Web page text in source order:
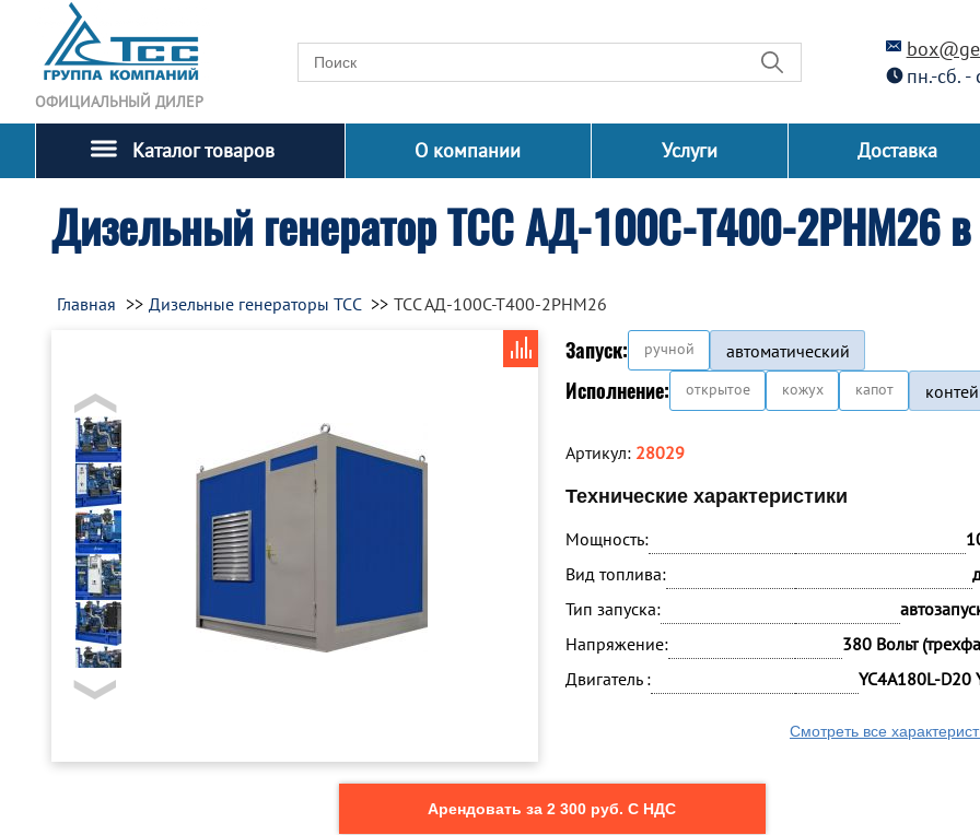
ОФИЦИАЛЬНЫЙ ДИЛЕР
пн.-сб.
Каталог товаров О компании Услуги Доставка
Дизельный генератор ТСС АД-100С-Т400-2РНМ26 в
Главная Дизельные генераторы ТСС ТСС АД-100С-Т400-2РНМ26
Запуск: ручной автоматический
Исполнение: открытое кожух капот
Артикул: 28029
Технические характеристики
Мощность:
Вид топлива:
Тип запуска:
Напряжение:
380 Вольт
Двигатель :
YC4A180L-D20
Смотреть все
Арендовать за 2 300 руб. С НДС